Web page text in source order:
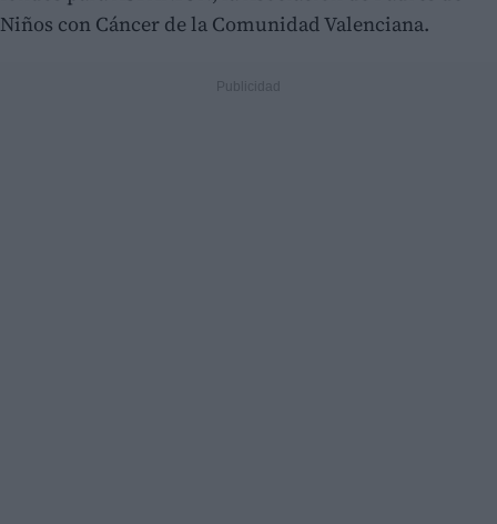
Niños con Cáncer de la Comunidad Valenciana.